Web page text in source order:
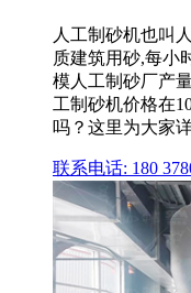
人工制砂机也叫
质建筑用砂,每小
模人工制砂厂产
工制砂机价格在
吗？这里为大家
联系电话: 180